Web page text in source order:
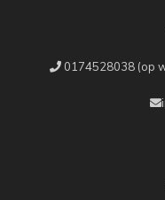
0174528038 (op